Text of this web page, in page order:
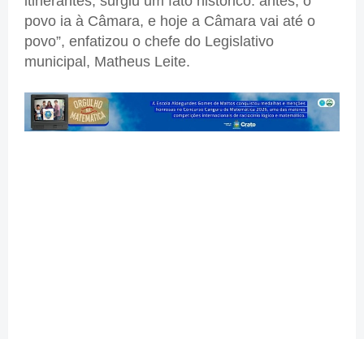
povo ia à Câmara, e hoje a Câmara vai até o
povo”, enfatizou o chefe do Legislativo
municipal, Matheus Leite.